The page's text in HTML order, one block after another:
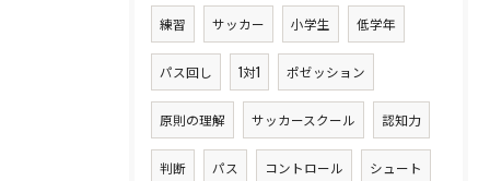
練習 サッカー 小学生 低学年
パス回し 1対1 ポゼッション
原則の理解 サッカースクール 認知力
判断 パス コントロール シュート